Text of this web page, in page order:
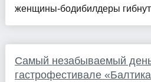
женщины-бодибилдеры гибнут
Самый незабываемый
гастрофестивале